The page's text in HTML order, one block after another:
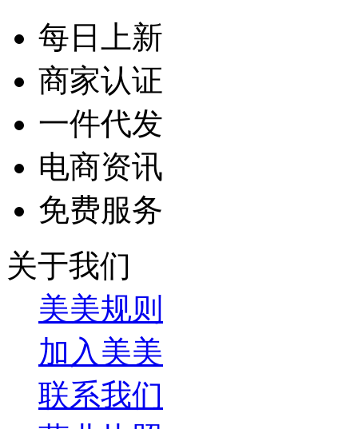
每日上新
商家认证
一件代发
电商资讯
免费服务
关于我们
美美规则
加入美美
联系我们